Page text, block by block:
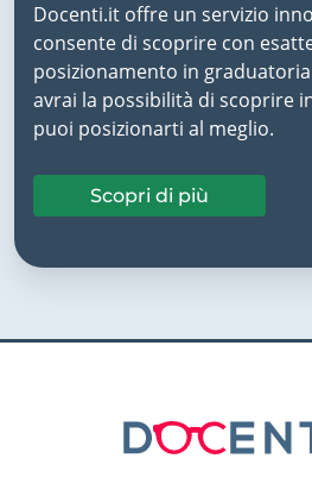
Docenti.it offre un servizio
consente di scoprire con
posizionamento in
avrai la possibilità di scoprire
puoi posizionarti al meglio.
Scopri di più